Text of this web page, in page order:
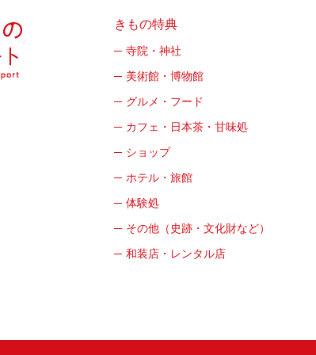
きもの特典
寺院・神社
美術館・博物館
グルメ・フード
カフェ・日本茶・甘味処
ショップ
ホテル・旅館
体験処
その他（史跡・文化財など）
和装店・レンタル店